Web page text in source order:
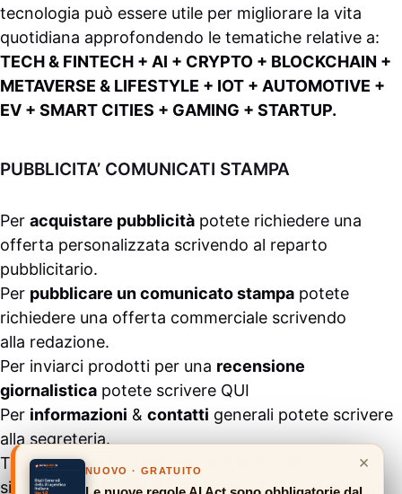
tecnologia può essere utile per migliorare la vita
quotidiana approfondendo le tematiche relative a:
TECH & FINTECH + AI + CRYPTO + BLOCKCHAIN +
METAVERSE & LIFESTYLE + IOT + AUTOMOTIVE +
EV + SMART CITIES + GAMING + STARTUP.
PUBBLICITA’ COMUNICATI STAMPA
Per acquistare pubblicità potete richiedere una
offerta personalizzata scrivendo al reparto
pubblicitario.
Per pubblicare un comunicato stampa potete
richiedere una offerta commerciale scrivendo
alla redazione.
Per inviarci prodotti per una recensione
giornalistica potete scrivere QUI
Per informazioni & contatti generali potete scrivere
allasegreteria.
Tutti i contenuti pubblicati all’interno del
sito #ASSODIGITALE.“Copyright 2024” non sono
×
NUOVO · GRATUITO